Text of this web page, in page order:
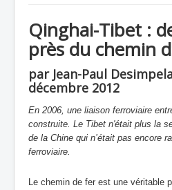
Qinghai-Tibet :
près du chemin
par Jean-Paul
décembre 2012
En 2006, une liaison ferroviaire
construite. Le Tibet n'était plus la
de la Chine qui n’était pas encore
ferroviaire.
Le chemin de fer est une véritable